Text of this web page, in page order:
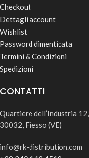
Checkout
Dettagli account
Wishlist
Password dimenticata
Termini & Condizioni
Spedizioni
CONTATTI
Quartiere dell’Industria 12,
30032, Fiesso (VE)
info@rk-distribution.com